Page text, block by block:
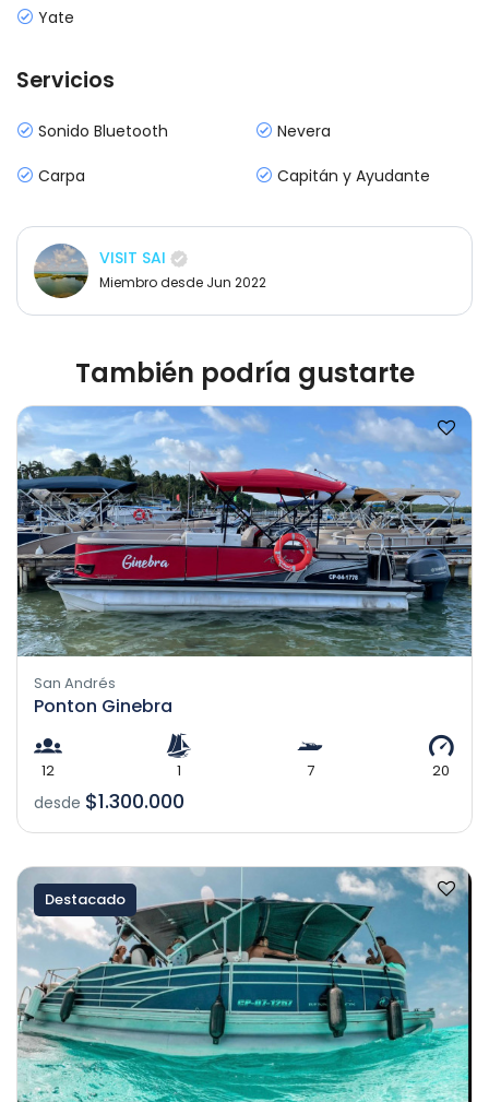
Yate
Servicios
Sonido Bluetooth Nevera
Carpa Capitán y Ayudante
VISIT SAI
Miembro desde Jun 2022
También podría gustarte
San Andrés
Ponton Ginebra
12 1 7 20
desde $1.300.000
Destacado